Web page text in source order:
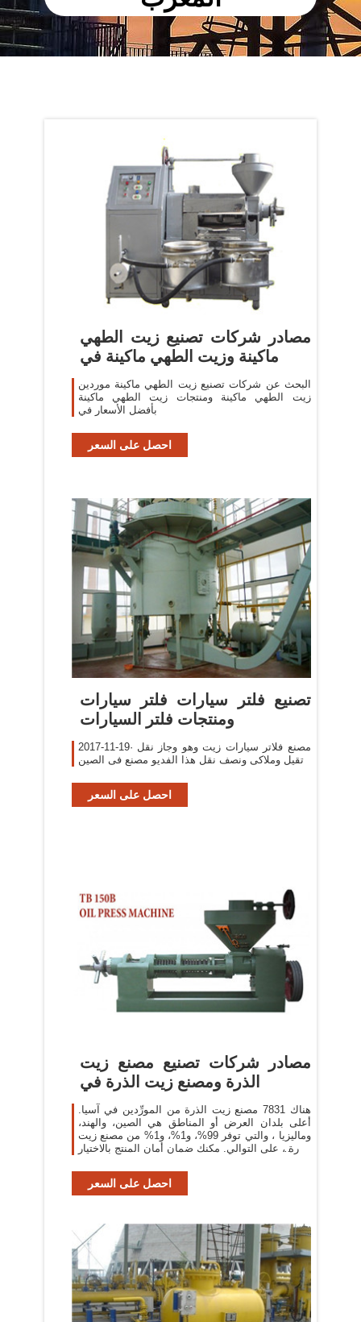
مصادر شركات تصنيع زيت الطهي
ماكينة وزيت الطهي ماكينة في
البحث عن شركات تصنيع زيت الطهي ماكينة موردين
زيت الطهي ماكينة ومنتجات زيت الطهي ماكينة
بأفضل الأسعار في
احصل على السعر
‫تصنيع فلتر سيارات فلتر سيارات
ومنتجات فلتر السيارات
2017-11-19· مصنع فلاتر سيارات زيت وهو وجاز نقل
تقيل وملاكى ونصف نقل هذا الفديو مصنع فى الصين
احصل على السعر
مصادر شركات تصنيع مصنع زيت
الذرة ومصنع زيت الذرة في
هناك 7831 مصنع زيت الذرة من المورِّدين في آسيا.
أعلى بلدان العرض أو المناطق هي الصين، والهند،
وماليزيا ، والتي توفر 99%، و1%، و1% من مصنع زيت
الذرة ، على التوالي. مكنك ضمان أمان المنتج بالاختيار
احصل على السعر